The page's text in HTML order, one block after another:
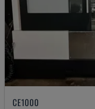
CE1000